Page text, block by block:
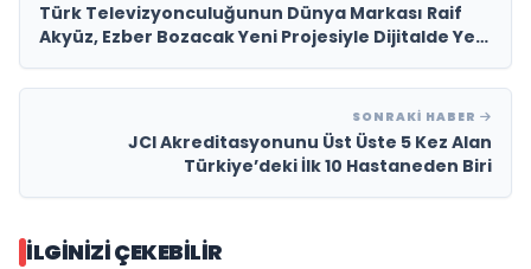
Türk Televizyonculuğunun Dünya Markası Raif
Akyüz, Ezber Bozacak Yeni Projesiyle Dijitalde Yeni
SONRAKI HABER
JCI Akreditasyonunu Üst Üste 5 Kez Alan
Türkiye’deki İlk 10 Hastaneden Biri
İLGINIZI ÇEKEBILIR